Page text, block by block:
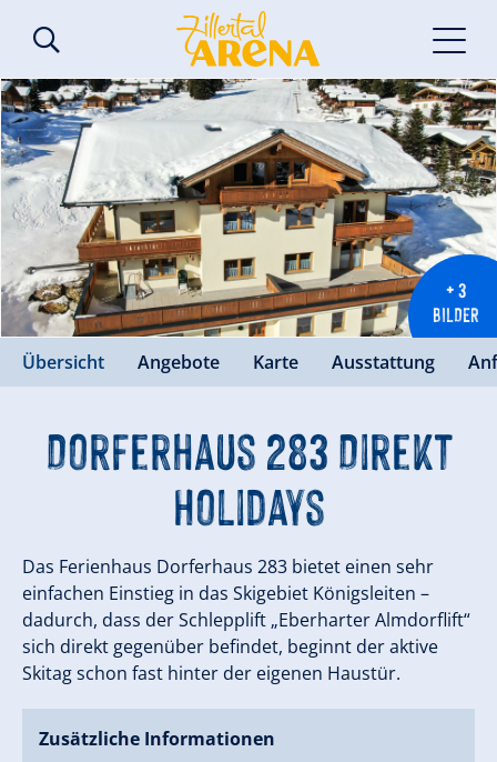
+ 3
BILDER
Übersicht Angebote Karte Ausstattung
Dorferhaus 283 Direkt
Holidays
Das Ferienhaus Dorferhaus 283 bietet einen sehr
einfachen Einstieg in das Skigebiet Königsleiten –
dadurch, dass der Schlepplift „Eberharter Almdorflift“
sich direkt gegenüber befindet, beginnt der aktive
Skitag schon fast hinter der eigenen Haustür.
Zusätzliche Informationen